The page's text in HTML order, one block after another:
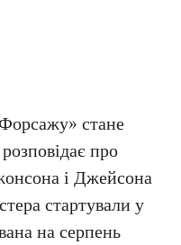
стане
про
і Джейсона
стартували у
на серпень